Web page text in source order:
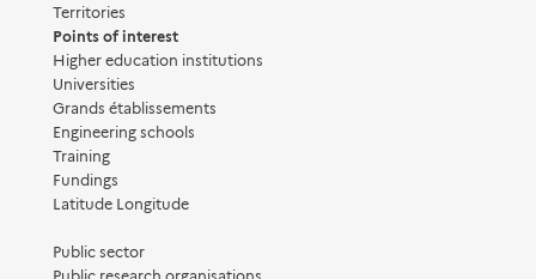
Territories
Points of interest
Higher education institutions
Universities
Grands établissements
Engineering schools
Training
Fundings
Latitude Longitude
Public sector